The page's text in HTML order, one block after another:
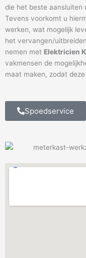
die het beste aansluiten
Tevens voorkomt u
werken, wat mogelijk
het vervangen/
nemen met Elektricien
vakmensen de
maat maken, zodat
Spoedservice